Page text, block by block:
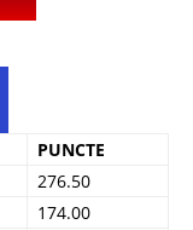
PUNCTE
276.50
174.00